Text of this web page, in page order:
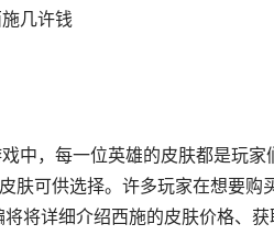
几许钱
中，每一位英雄的皮肤都是玩
肤可供选择。许多玩家在想要
将详细介绍西施的皮肤价格、